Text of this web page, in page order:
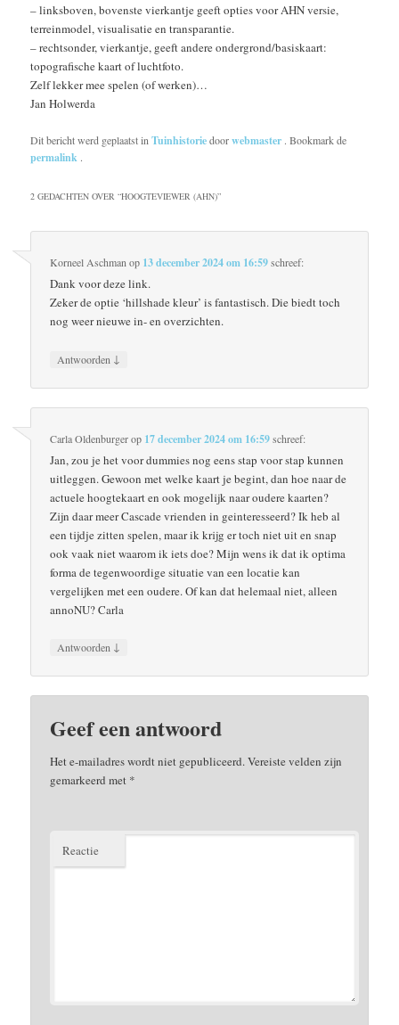
– linksboven, bovenste vierkantje geeft opties voor AHN versie,
terreinmodel, visualisatie en transparantie.
– rechtsonder, vierkantje, geeft andere ondergrond/basiskaart:
topografische kaart of luchtfoto.
Zelf lekker mee spelen (of werken)…
Jan Holwerda
Dit bericht werd geplaatst inTuinhistoriedoorwebmaster . Bookmark de
permalink .
2 GEDACHTEN OVER “HOOGTEVIEWER (AHN)”
Korneel Aschmanop 13 december 2024 om 16:59schreef:
Dank voor deze link.
Zeker de optie ‘hillshade kleur’ is fantastisch. Die biedt toch
nog weer nieuwe in- en overzichten.
Antwoorden ↓
Carla Oldenburgerop 17 december 2024 om 16:59schreef:
Jan, zou je het voor dummies nog eens stap voor stap kunnen
uitleggen. Gewoon met welke kaart je begint, dan hoe naar de
actuele hoogtekaart en ook mogelijk naar oudere kaarten?
Zijn daar meer Cascade vrienden in geinteresseerd? Ik heb al
een tijdje zitten spelen, maar ik krijg er toch niet uit en snap
ook vaak niet waarom ik iets doe? Mijn wens ik dat ik optima
forma de tegenwoordige situatie van een locatie kan
vergelijken met een oudere. Of kan dat helemaal niet, alleen
annoNU? Carla
Antwoorden ↓
Geef een antwoord
Het e-mailadres wordt niet gepubliceerd.Vereiste velden zijn
gemarkeerd met *
Reactie